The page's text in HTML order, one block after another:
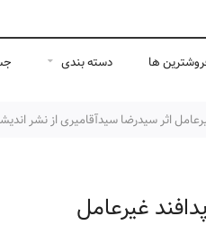
ها دسته بندی
اثر سیدرضا سیدآقامیری از نشر
غیرعامل